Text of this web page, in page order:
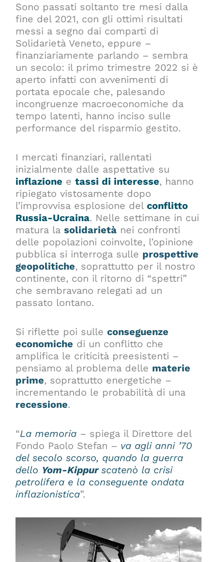
Sono passati soltanto tre mesi dalla
fine del 2021, con gli ottimi risultati
messi a segno dai comparti di
Solidarietà Veneto, eppure –
finanziariamente parlando – sembra
un secolo: il primo trimestre 2022 si è
aperto infatti con avvenimenti di
portata epocale che, palesando
incongruenze macroeconomiche da
tempo latenti, hanno inciso sulle
performance del risparmio gestito.
I mercati finanziari, rallentati
inizialmente dalle aspettative su
inflazione etassi di interesse, hanno
ripiegato vistosamente dopo
l’improvvisa esplosione delconflitto
Russia-Ucraina. Nelle settimane in cui
matura lasolidarietà nei confronti
delle popolazioni coinvolte, l’opinione
pubblica si interroga sulle prospettive
geopolitiche, soprattutto per il nostro
continente, con il ritorno di “spettri”
che sembravano relegati ad un
passato lontano.
Si riflette poi sulleconseguenze
economiche di un conflitto che
amplifica le criticità preesistenti –
pensiamo al problema delle materie
prime, soprattutto energetiche –
incrementando le probabilità di una
recessione.
“La memoria – spiega il Direttore del
Fondo Paolo Stefan – va agli anni ’70
del secolo scorso, quando la guerra
dello Yom-Kippurscatenò la crisi
petrolifera e la conseguente ondata
inflazionistica”.